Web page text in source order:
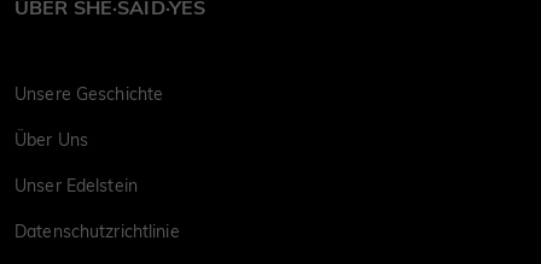
ÜBER SHE·SAID·YES
Unsere Geschichte
Über Uns
Unser Edelstein
Datenschutzrichtlinie